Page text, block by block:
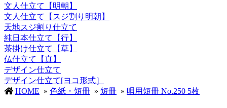
文人仕立て【明朝】
文人仕立て【スジ割り明朝】
天地スジ割り仕立て
純日本仕立て【行】
茶掛け仕立て【草】
仏仕立て【真】
デザイン仕立て
デザイン仕立て[ヨコ形式］
HOME » 色紙・短冊 » 短冊 » 唄用短冊 No.250 5枚